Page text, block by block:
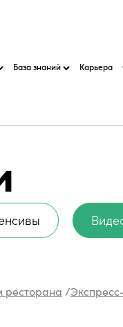
База знаний Карьера
ресторана /